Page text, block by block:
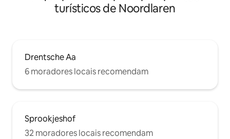
turísticos de Noordlaren
Drentsche Aa
6 moradores locais recomendam
Sprookjeshof
32 moradores locais recomendam